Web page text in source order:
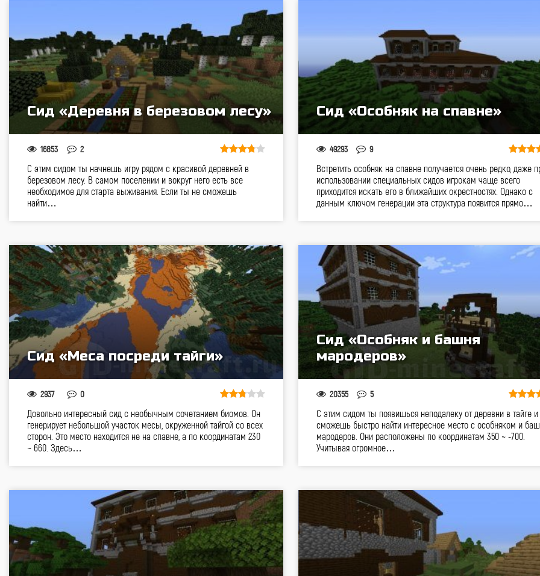
Сид «Деревня в березовом лесу»
16853 2
С этим сидом ты начнешь игру рядом с красивой деревней в
березовом лесу. В самом поселении и вокруг него есть все
необходимое для старта выживания. Если ты не сможешь
найти…
Сид «Особняк на спавне»
49293 9
Встретить особняк на спавне получается очень редко, даже
использовании специальных сидов игрокам чаще всего
приходится искать его в ближайших окрестностях. Однако с
данным ключом генерации эта структура появится прямо…
Сид «Меса посреди тайги»
2937 0
Довольно интересный сид с необычным сочетанием биомов. Он
генерирует небольшой участок месы, окруженной тайгой со всех
сторон. Это место находится не на спавне, а по координатам 230
~ 660. Здесь…
Сид «Особняк и башня
мародеров»
20355 5
С этим сидом ты появишься неподалеку от деревни в тайге и
сможешь быстро найти интересное место с особняком и
мародеров. Они расположены по координатам 350 ~ -700.
Учитывая огромное…